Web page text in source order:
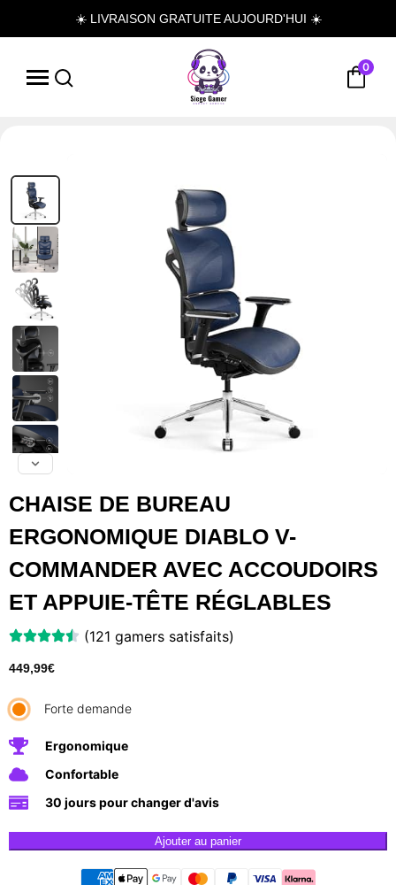
☀️ LIVRAISON GRATUITE AUJOURD'HUI ☀️
0
CHAISE DE BUREAU
ERGONOMIQUE DIABLO V-
COMMANDER AVEC ACCOUDOIRS
ET APPUIE-TÊTE RÉGLABLES
(121 gamers satisfaits)
449,99€
Forte demande
Ergonomique
Confortable
30 jours pour changer d'avis
Ajouter au panier